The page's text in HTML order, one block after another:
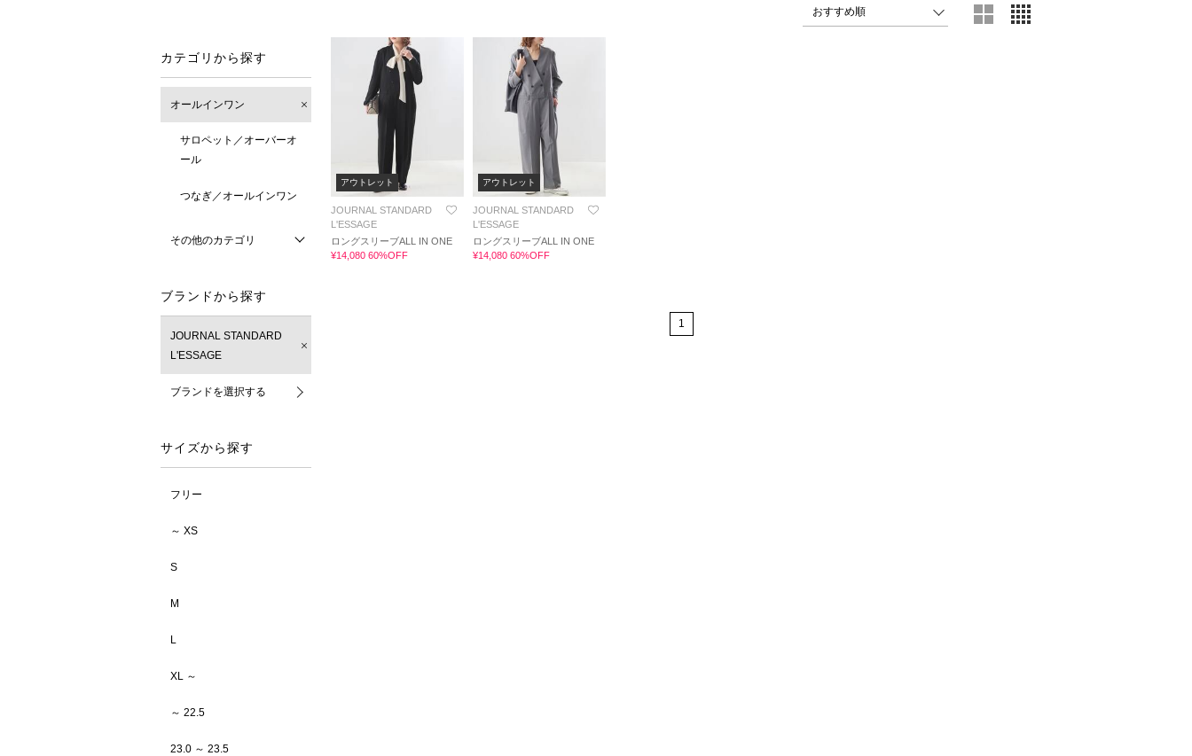
カテゴリから探す
オールインワン
サロペット／オーバーオ
ール
つなぎ／オールインワン
その他のカテゴリ
ブランドから探す
JOURNAL STANDARD
L'ESSAGE
ブランドを選択する
サイズから探す
フリー
～ XS
S
M
L
XL ～
～ 22.5
23.0 ～ 23.5
アウトレット
JOURNAL STANDARD
L'ESSAGE
ロングスリーブALL IN ONE
¥14,080 60%OFF
アウトレット
JOURNAL STANDARD
L'ESSAGE
ロングスリーブALL IN ONE
¥14,080 60%OFF
1